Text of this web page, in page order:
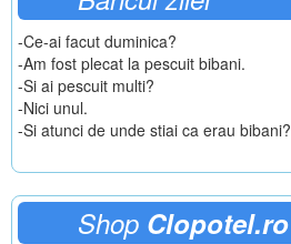
-Ce-ai facut duminica?
-Am fost plecat la pescuit bibani.
-Si ai pescuit multi?
-Nici unul.
-Si atunci de unde stiai ca erau bibani?
Shop Clopotel.ro